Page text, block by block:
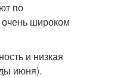
по
широком
и низкая
июня).